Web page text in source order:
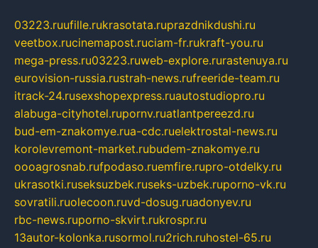
03223.ruufille.rukrasotata.ruprazdnikdushi.ru
veetbox.rucinemapost.ruciam-fr.rukraft-you.ru
mega-press.ru03223.ruweb-explore.rurastenuya.ru
eurovision-russia.rustrah-news.rufreeride-team.ru
itrack-24.rusexshopexpress.ruautostudiopro.ru
alabuga-cityhotel.rupornv.ruatlantpereezd.ru
bud-em-znakomye.rua-cdc.ruelektrostal-news.ru
korolevremont-market.rubudem-znakomye.ru
oooagrosnab.rufpodaso.ruemfire.rupro-otdelky.ru
ukrasotki.ruseksuzbek.ruseks-uzbek.ruporno-vk.ru
sovratili.ruolecoon.ruvd-dosug.ruadonyev.ru
rbc-news.ruporno-skvirt.rukrospr.ru
13autor-kolonka.rusormol.ru2rich.ruhostel-65.ru